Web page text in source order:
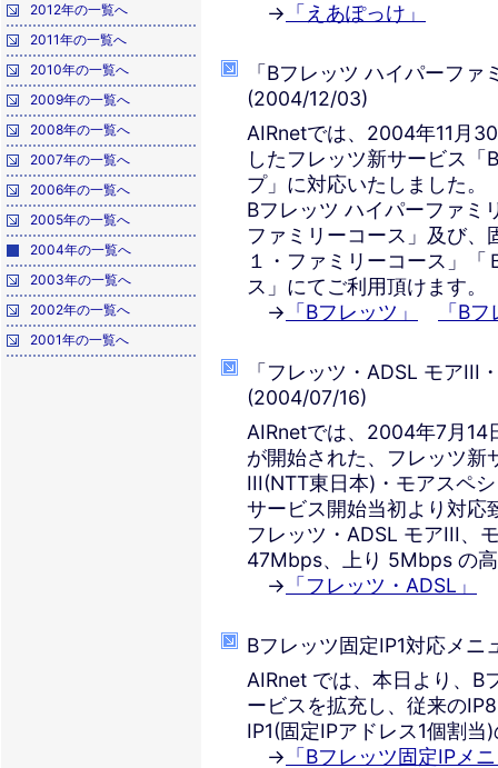
2012年の一覧へ
2011年の一覧へ
2010年の一覧へ
2009年の一覧へ
2008年の一覧へ
2007年の一覧へ
2006年の一覧へ
2005年の一覧へ
2004年の一覧へ
2003年の一覧へ
2002年の一覧へ
2001年の一覧へ
→ 「えあぽっけ」
「Bフレッツ ハイパーフ
(2004/12/03)
AIRnetでは、2004年11月
したフレッツ新サービス
プ」に対応いたしました。
Bフレッツ ハイパーファミ
ファミリーコース」及び、
１・ファミリーコース」
ス」にてご利用頂けます。
→ 「Bフレッツ」 「B
「フレッツ・ADSL モアIII
(2004/07/16)
AIRnetでは、2004年7月14
が開始された、フレッツ新
III(NTT東日本)・モアスペ
サービス開始当初より対応
フレッツ・ADSL モアIII、
47Mbps、上り 5Mbps の
→ 「フレッツ・ADSL」
Bフレッツ固定IP1対応メ
AIRnet では、本日より、B
ービスを拡充し、従来の
IP1(固定IPアドレス1個割
→ 「Bフレッツ固定IPメ